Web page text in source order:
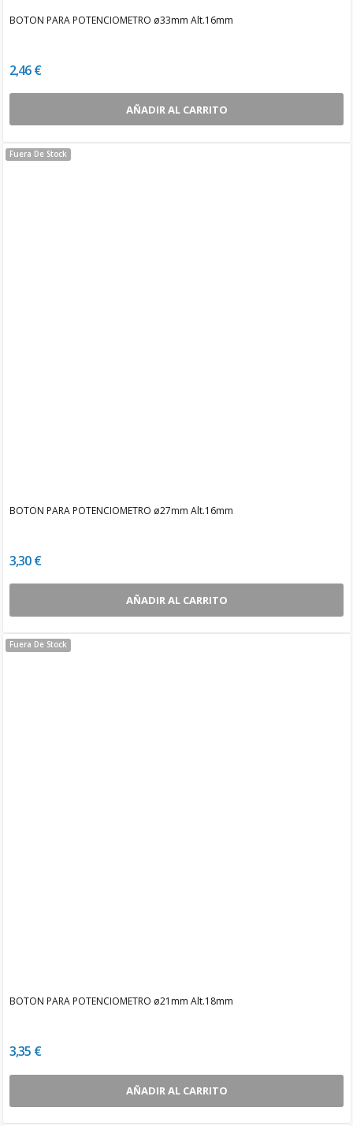
BOTON PARA POTENCIOMETRO ø33mm Alt.16mm
2,46 €
AÑADIR AL CARRITO
Fuera De Stock
BOTON PARA POTENCIOMETRO ø27mm Alt.16mm
3,30 €
AÑADIR AL CARRITO
Fuera De Stock
BOTON PARA POTENCIOMETRO ø21mm Alt.18mm
3,35 €
AÑADIR AL CARRITO